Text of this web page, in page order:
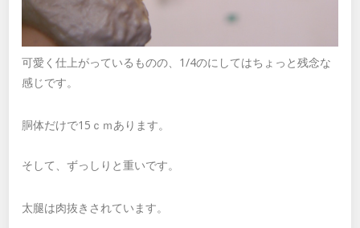
可愛く仕上がっているものの、1/4のにしてはちょっと残念な
感じです。
胴体だけで15ｃｍあります。
そして、ずっしりと重いです。
太腿は肉抜きされています。